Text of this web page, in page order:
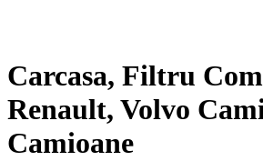
Carcasa, Filtru
Renault, Volvo
Camioane